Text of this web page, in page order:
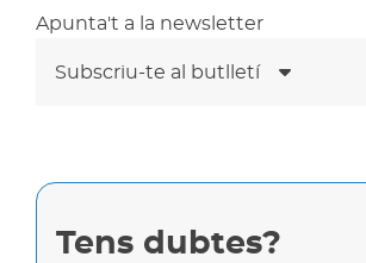
Apunta't a la newsletter
Subscriu-te al butlletí
Tens dubtes?